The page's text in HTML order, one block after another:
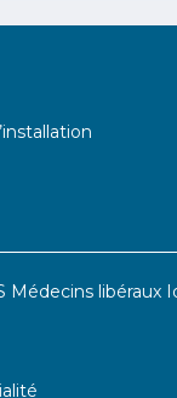
Médecins libéraux